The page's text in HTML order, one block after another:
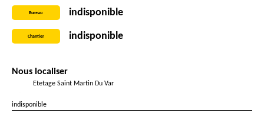
Bureau indisponible
Chantier indisponible
Nous localiser
Etetage Saint Martin Du Var
indisponible